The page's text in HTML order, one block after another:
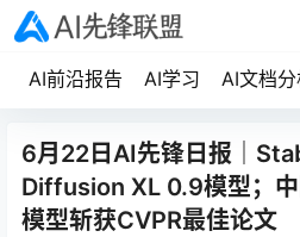
AI前沿报告 AI学习 AI文档
6月22日AI先锋日报｜
Diffusion XL 0.9模型；
模型斩获CVPR最佳论文